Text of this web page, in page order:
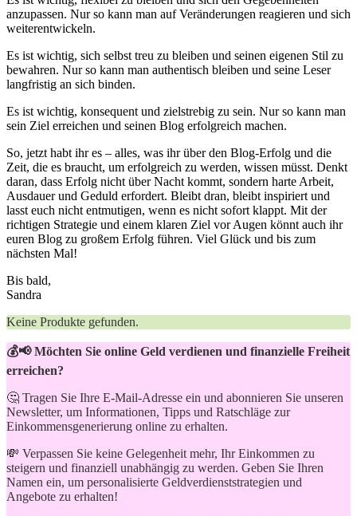
anzupassen. Nur so kann man auf⁢ Veränderungen​ reagieren​ und sich
weiterentwickeln.
Es ist wichtig, sich selbst treu zu bleiben ⁣und seinen eigenen ⁢Stil zu
bewahren.⁢ Nur so kann man authentisch bleiben und seine Leser
langfristig an ‍sich⁢ binden.
Es ist​ wichtig, konsequent und zielstrebig⁣ zu sein. Nur so kann man‌
sein Ziel erreichen ‌und seinen Blog erfolgreich machen.
So, jetzt habt ihr es‍ – ‍alles, was ihr über ​den ‌Blog-Erfolg‌ und ⁣die
Zeit, die⁤ es braucht, um erfolgreich zu werden, wissen müsst.‌ Denkt
daran, ‌dass Erfolg ⁢nicht über Nacht kommt,⁣ sondern‍ harte Arbeit,
Ausdauer und Geduld‌ erfordert. Bleibt dran,‍ bleibt​ inspiriert und
lasst euch ⁢nicht entmutigen, wenn es nicht ⁤sofort klappt.⁢ Mit der
richtigen Strategie und einem⁢ klaren Ziel vor Augen könnt auch ihr ​
euren ⁤Blog zu großem ‍Erfolg ‌führen. Viel Glück und ‍bis zum
nächsten Mal!
Bis bald,
Sandra
Keine Produkte gefunden.
💰📢 Möchten Sie online Geld verdienen und finanzielle Freiheit
erreichen?
🤔 Tragen Sie Ihre E-Mail-Adresse ein und abonnieren Sie unseren
Newsletter, um Informationen, Tipps und Ratschläge zur
Einkommensgenerierung online zu erhalten.
💸 Verpassen Sie keine Gelegenheit mehr, Ihr Einkommen zu
steigern und finanziell unabhängig zu werden. Geben Sie Ihren
Namen ein, um personalisierte Geldverdienststrategien und
Angebote zu erhalten!